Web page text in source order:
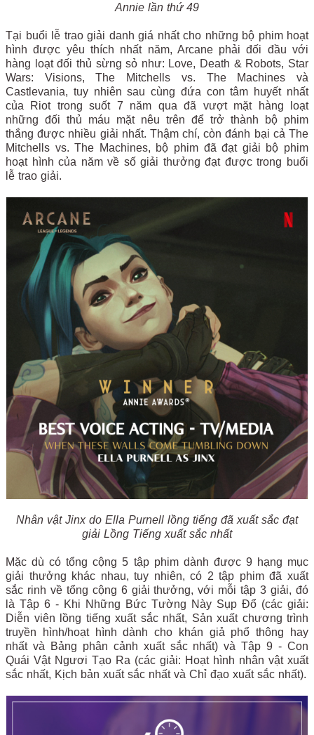
Annie lần thứ 49
Tại buổi lễ trao giải danh giá nhất cho những bộ phim hoạt
hình được yêu thích nhất năm, Arcane phải đối đầu với
hàng loạt đối thủ sừng sỏ như: Love, Death & Robots, Star
Wars: Visions, The Mitchells vs. The Machines và
Castlevania, tuy nhiên sau cùng đứa con tâm huyết nhất
của Riot trong suốt 7 năm qua đã vượt mặt hàng loạt
những đối thủ máu mặt nêu trên để trở thành bộ phim
thắng được nhiều giải nhất. Thậm chí, còn đánh bại cả The
Mitchells vs. The Machines, bộ phim đã đạt giải bộ phim
hoạt hình của năm về số giải thưởng đạt được trong buổi
lễ trao giải.
Nhân vật Jinx do Ella Purnell lồng tiếng đã xuất sắc đạt
giải Lồng Tiếng xuất sắc nhất
Mặc dù có tổng cộng 5 tập phim dành được 9 hạng mục
giải thưởng khác nhau, tuy nhiên, có 2 tập phim đã xuất
sắc rinh về tổng cộng 6 giải thưởng, với mỗi tập 3 giải, đó
là Tập 6 - Khi Những Bức Tường Này Sụp Đổ (các giải:
Diễn viên lồng tiếng xuất sắc nhất, Sản xuất chương trình
truyền hình/hoạt hình dành cho khán giả phổ thông hay
nhất và Bảng phân cảnh xuất sắc nhất) và Tập 9 - Con
Quái Vật Ngươi Tạo Ra (các giải: Hoạt hình nhân vật xuất
sắc nhất, Kịch bản xuất sắc nhất và Chỉ đạo xuất sắc nhất).